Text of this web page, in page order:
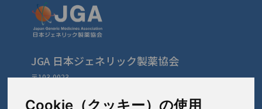
Cookie（クッキー）の使用
JGA 日本ジェネリック製薬協会
〒103-0023
TEL: 03-3279-1890 / FAX: 03-3241-2978